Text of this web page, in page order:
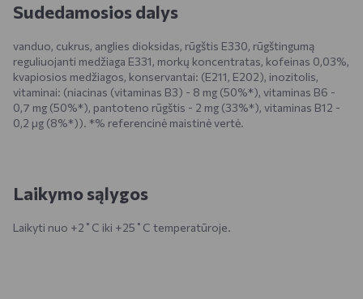
Sudedamosios dalys
vanduo, cukrus, anglies dioksidas, rūgštis E330, rūgštingumą
reguliuojanti medžiaga E331, morkų koncentratas, kofeinas 0,03%,
kvapiosios medžiagos, konservantai: (E211, E202), inozitolis,
vitaminai: (niacinas (vitaminas B3) - 8 mg (50%*), vitaminas B6 -
0,7 mg (50%*), pantoteno rūgštis - 2 mg (33%*), vitaminas B12 -
0,2 μg (8%*)). *% referencinė maistinė vertė.
Laikymo sąlygos
Laikyti nuo +2˚С iki +25˚С temperatūroje.